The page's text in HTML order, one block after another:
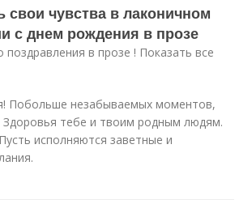
свои чувства в лаконичном
с днем рождения в прозе
поздравления в прозе ! Показать все
Побольше незабываемых моментов,
Здоровья тебе и твоим родным людям.
исполняются заветные и